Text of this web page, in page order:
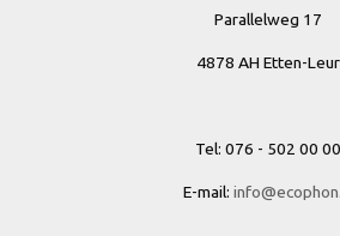
Parallelweg 17
4878 AH Etten-Leur
Tel: 076 - 502 00 00
E-mail: